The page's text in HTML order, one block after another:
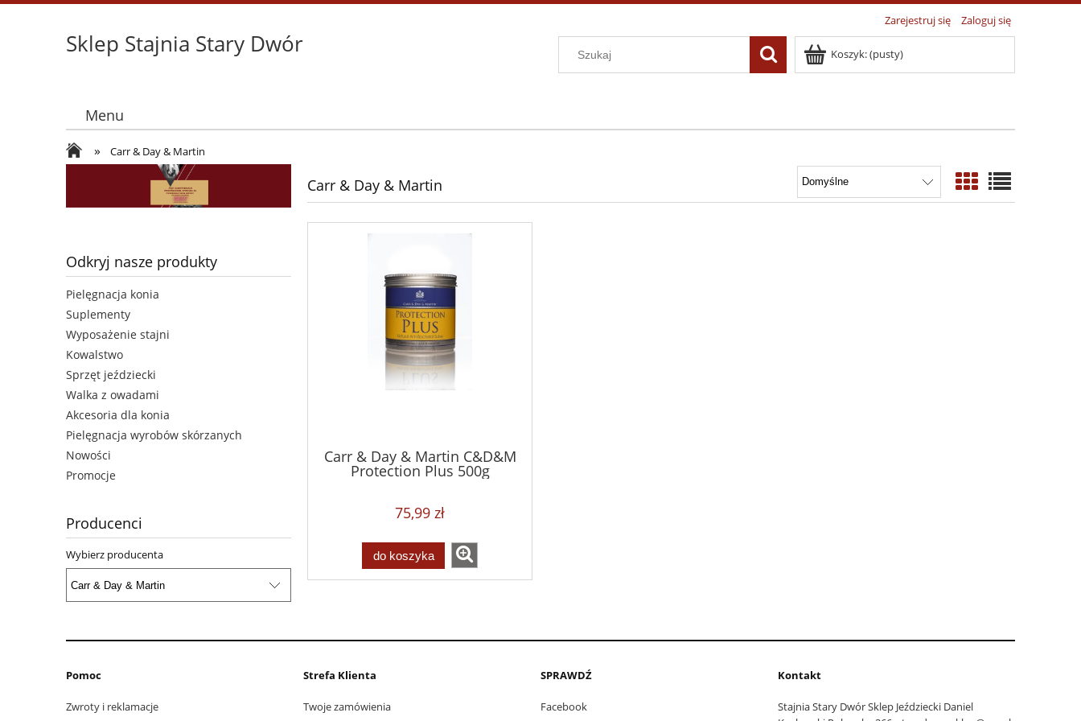
Zarejestruj się Zaloguj się
Sklep Stajnia Stary Dwór Koszyk:(pusty)
Menu
» Carr & Day & Martin
Odkryj nasze produkty
Pielęgnacja konia
Suplementy
Wyposażenie stajni
Kowalstwo
Sprzęt jeździecki
Walka z owadami
Akcesoria dla konia
Pielęgnacja wyrobów skórzanych
Nowości
Promocje
Producenci
Wybierz producenta
Carr & Day & Martin
Carr & Day & Martin C&D&M
Protection Plus 500g
75,99 zł
do koszyka
Pomoc
Zwroty i reklamacje
Strefa Klienta
Twoje zamówienia
SPRAWDŹ
Facebook
Kontakt
Stajnia Stary Dwór Sklep Jeździecki Daniel